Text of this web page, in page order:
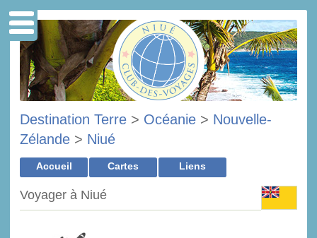
Destination Terre > Océanie > Nouvelle-
Zélande > Niué
Accueil Cartes Liens
Voyager à Niué